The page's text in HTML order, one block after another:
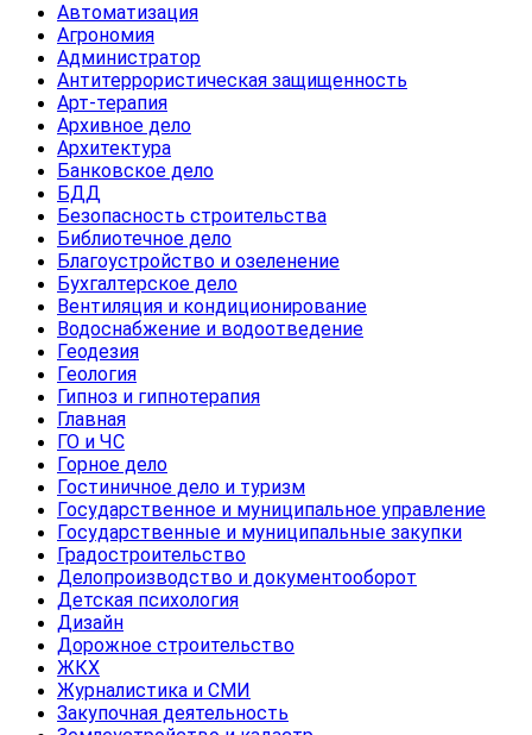
Автоматизация
Агрономия
Администратор
Антитеррористическая защищенность
Арт-терапия
Архивное дело
Архитектура
Банковское дело
БДД
Безопасность строительства
Библиотечное дело
Благоустройство и озеленение
Бухгалтерское дело
Вентиляция и кондиционирование
Водоснабжение и водоотведение
Геодезия
Геология
Гипноз и гипнотерапия
Главная
ГО и ЧС
Горное дело
Гостиничное дело и туризм
Государственное и муниципальное управление
Государственные и муниципальные закупки
Градостроительство
Делопроизводство и документооборот
Детская психология
Дизайн
Дорожное строительство
ЖКХ
Журналистика и СМИ
Закупочная деятельность